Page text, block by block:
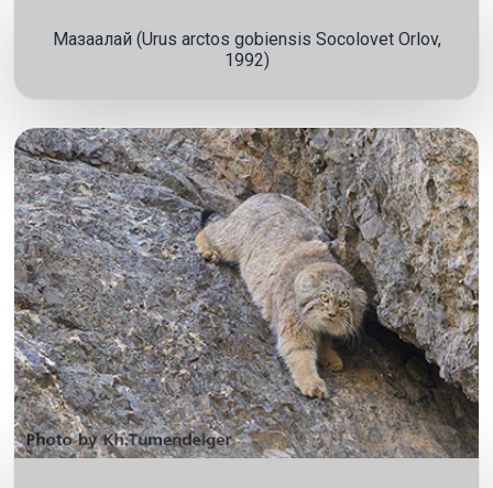
Мазаалай (Urus arctos gobiensis Socolovet Orlov,
1992)